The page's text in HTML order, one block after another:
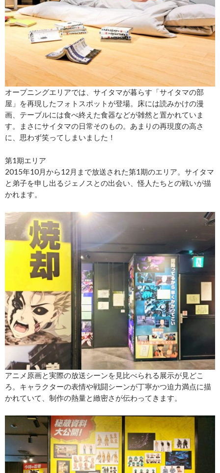
オープニングエリアでは、サイタマが暮らす「サイタマの部
屋」を再現したフォトスポットが登場。床には読みかけの漫
画、テーブルには食べ終えた食器などが雑然と置かれていま
す。まさにサイタマの日常そのもの。あまりの再現度の高さ
に、思わず笑ってしまいました！
第1期エリア
2015年10月から12月まで放送された第1期のエリア。サイタマ
と弟子を申し出るジェノスとの出会い、怪人たちとの戦いが描
かれます。
アニメ原画と実際の放送シーンを見比べられる展示が見どこ
ろ。キャラクターの表情や戦闘シーンが丁寧かつ迫力満点に描
かれていて、制作の熱量と緻密さが伝わってきます。